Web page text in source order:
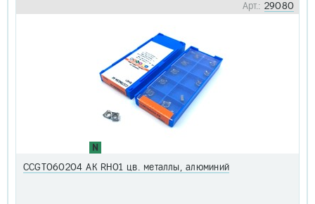
Арт.: 29080
N
CCGT060204 AK RH01 цв. металлы, алюминий